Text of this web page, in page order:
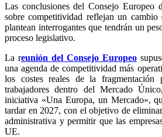
Las conclusiones del Consejo Europeo
sobre competitividad reflejan un
plantean interrogantes que tendrán un
proceso legislativo.
La reunión del Consejo Europeo
una agenda de competitividad más
los costes reales de la fragmentación
trabajadores dentro del Mercado
iniciativa «Una Europa, un Mercado»,
tardar en 2027, con el objetivo de
administrativa y permitir que las
UE.